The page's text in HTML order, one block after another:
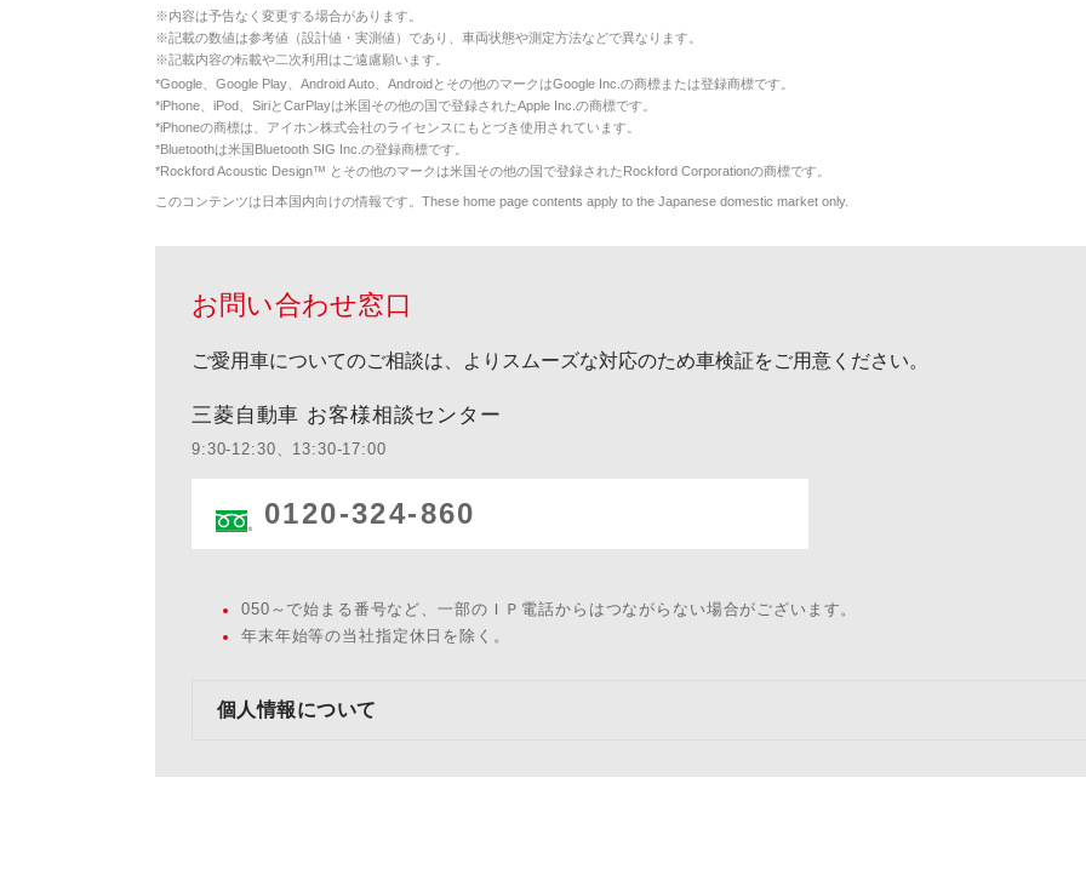
※内容は予告なく変更する場合があります。
※記載の数値は参考値（設計値・実測値）であり、車両状態や測定方法などで異なります。
※記載内容の転載や二次利用はご遠慮願います。
*Google、Google Play、Android Auto、Androidとその他のマークはGoogle Inc.の商標または登録商標です。
*iPhone、iPod、SiriとCarPlayは米国その他の国で登録されたApple Inc.の商標です。
*iPhoneの商標は、アイホン株式会社のライセンスにもとづき使用されています。
*Bluetoothは米国Bluetooth SIG Inc.の登録商標です。
*Rockford Acoustic Design™ とその他のマークは米国その他の国で登録されたRockford Corporationの商標です。
このコンテンツは日本国内向けの情報です。These home page contents apply to the Japanese domestic market only.
お問い合わせ窓口
ご愛用車についてのご相談は、よりスムーズな対応のため車検証をご用意ください。
三菱自動車 お客様相談センター
9:30-12:30、13:30-17:00
0120-324-860
050～で始まる番号など、一部のＩＰ電話からはつながらない場合がございます。
年末年始等の当社指定休日を除く。
個人情報について